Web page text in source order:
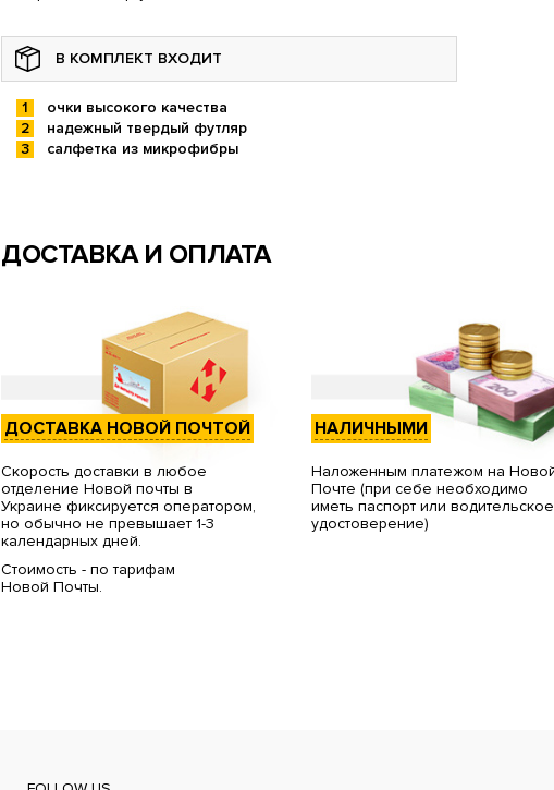
В КОМПЛЕКТ ВХОДИТ
очки высокого качества
надежный твердый футляр
салфетка из микрофибры
ДОСТАВКА И ОПЛАТА
ДОСТАВКА НОВОЙ ПОЧТОЙ
Скорость доставки в любое
отделение Новой почты в
Украине фиксируется оператором,
но обычно не превышает 1-3
календарных дней.
Стоимость - по тарифам
Новой Почты.
НАЛИЧНЫМИ
Наложенным платежом на
Почте (при себе необходимо
иметь паспорт или водительское
удостоверение)